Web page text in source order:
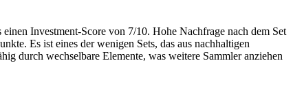
Investment-Score von 7/10. Hohe Nachfrage nach dem Set
Es ist eines der wenigen Sets, das aus nachhaltigen
durch wechselbare Elemente, was weitere Sammler anziehen